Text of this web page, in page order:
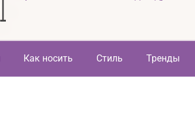
Как носить Стиль Тренды